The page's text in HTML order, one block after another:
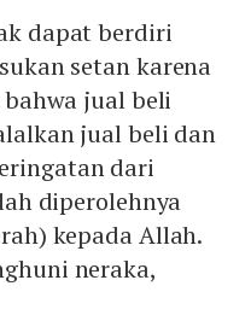
dapat berdiri
setan karena
jual beli
jual beli dan
dari
diperolehnya
kepada Allah.
neraka,